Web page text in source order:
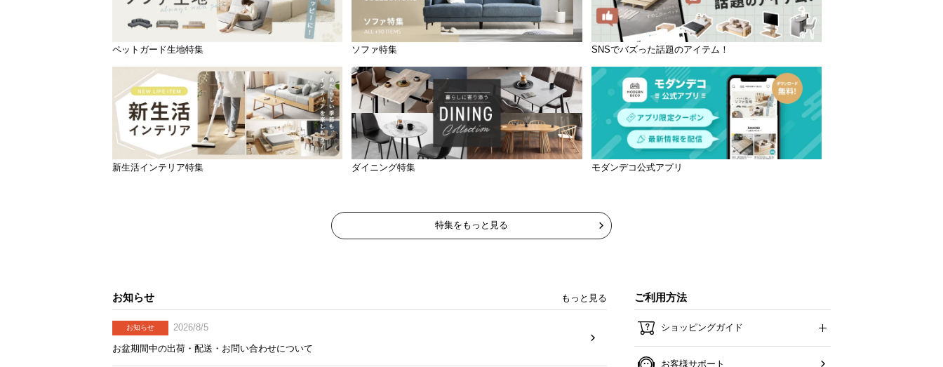
ペットガード生地特集 ソファ特集 SNSでバズった話題のアイテム！
新生活インテリア特集 ダイニング特集 モダンデコ公式アプリ
特集をもっと見る
お知らせ もっと見る
お知らせ
2026/8/5
お盆期間中の出荷・配送・お問い合わせについて
ご利用方法
ショッピングガイド
お客様サポート